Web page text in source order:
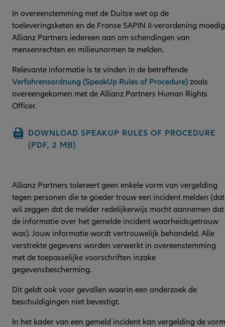
In overeenstemming met de Duitse wet op de
toeleveringsketen en de Franse SAPIN II-verordening
Allianz Partners iedereen aan om schendingen van
mensenrechten en milieunormen te melden.
Relevante informatie is te vinden in de betreffende
Verfahrensordnung (SpeakUp Rules of Procedure) zoals
overeengekomen met de Allianz Partners Human Rights
Officer.
DOWNLOAD SPEAKUP RULES OF PROCEDURE
(PDF, 2 MB)
Allianz Partners tolereert geen enkele vorm van vergelding
tegen personen die te goeder trouw een incident melden (dat
wil zeggen dat de melder redelijkerwijs mocht aannemen dat
de informatie over het gemelde incident waarheidsgetrouw
was). Jouw informatie wordt vertrouwelijk behandeld. Alle
verstrekte gegevens worden verwerkt in overeenstemming
met de toepasselijke voorschriften inzake
gegevensbescherming.
Dit geldt ook voor gevallen waarin een onderzoek de
beschuldigingen niet bevestigt.
In het kader van een gemeld incident kan vergelding de vorm